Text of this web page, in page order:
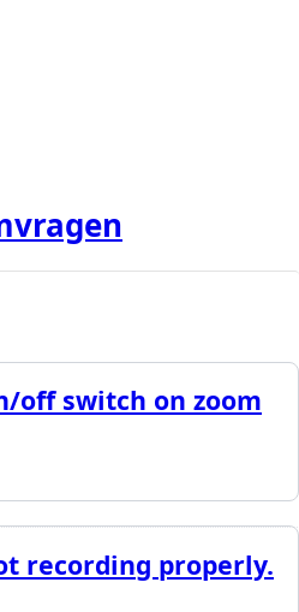
off switch on zoom
recording properly.